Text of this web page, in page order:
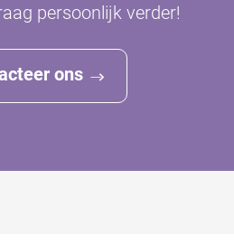
persoonlijk verder!
ons